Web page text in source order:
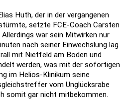
Huth, der in der vergangenen
setzte FCE-Coach Carsten
war sein Mitwirken nur
nach seiner Einwechslung lag
mit Nietfeld am Boden und
werden, was mit der sofortigen
im Helios-Klinikum seine
vom Unglücksrabe
somit gar nicht mitbekommen.